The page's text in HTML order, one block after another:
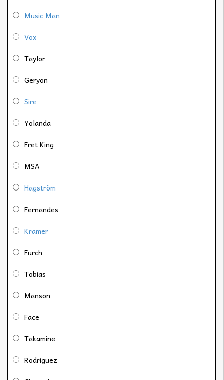
Music Man
Vox
Taylor
Geryon
Sire
Yolanda
Fret King
MSA
Hagström
Fernandes
Kramer
Furch
Tobias
Manson
Face
Takamine
Rodriguez